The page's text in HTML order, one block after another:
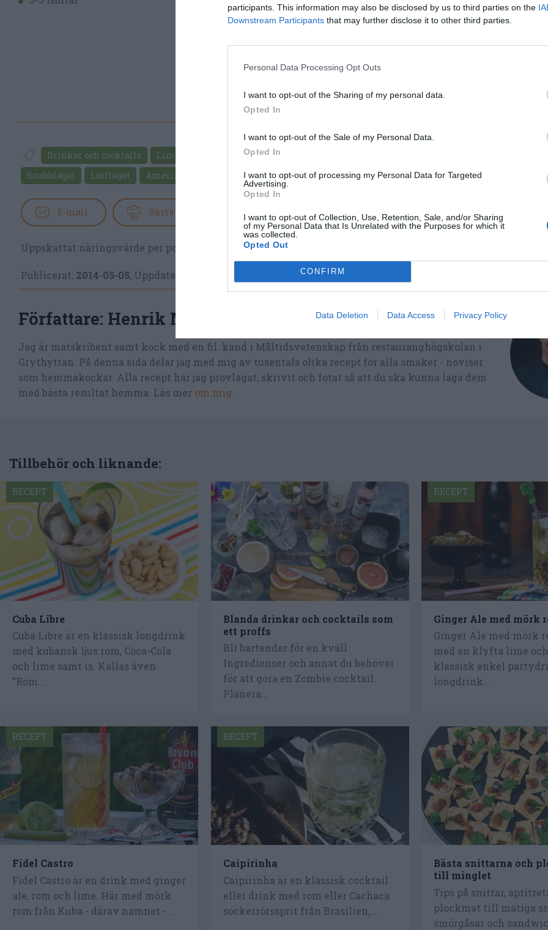
participants. This information may also be disclosed by us to third parties on the
Downstream Participants that may further disclose it to other third parties.
Personal Data Processing Opt Outs
I want to opt-out of the Sharing of my personal data.
Opted In
I want to opt-out of the Sale of my Personal Data.
Opted In
I want to opt-out of processing my Personal Data for Targeted
Advertising.
Opted In
I want to opt-out of Collection, Use, Retention, Sale, and/or Sharing
of my Personal Data that Is Unrelated with the Purposes for which it
was collected.
Opted Out
CONFIRM
Data Deletion Data Access Privacy Policy
Drinkar och cocktails Lime Tranbärsjuice Rom
Snabblagat
Lättlagat Amerikansk mat
E-mail Skriv ut Medel: 4.4 16 röster)
Uppskattat näringsvärde per portion: 143 kcal
Publicerat: 2014-05-05, Uppdaterat:
Författare: Henrik Mattsson
Jag är matskribent samt kock med en fil. kand i Måltidsvetenskap från restauranghögskolan i
Grythyttan. På denna sida delar jag med mig av tusentals olika recept för alla smaker - noviser
som hemmakockar. Alla recept har jag provlagat, skrivit och fotat så att du ska kunna laga dem
med bästa resultat hemma. Läs mer om mig
Tillbehör och liknande:
Cuba Libre
Cuba Libre är en klassisk longdrink
med kubansk ljus rom, Coca-Cola
och lime samt is. Kallas även
"Rom...
RECEPT
Blanda drinkar och cocktails som
ett proffs
Bli bartender för en kväll
Ingredienser och annat du behöver
för att göra en Zombie cocktail.
Planera...
Ginger Ale med mörk
Ginger Ale med mörk
med en klyfta lime
klassisk enkel
longdrink...
RECEPT
Fidel Castro
Fidel Castro är en drink med ginger
ale, rom och lime. Här med mörk
rom från Kuba - därav namnet -...
RECEPT
Caipirinha
Caipirinha är en klassisk cocktail
eller drink med rom eller Cachaca
sockerrörssprit från Brasilien,...
RECEPT
Bästa snittarna och
till minglet
Tips på snittar,
plockmat till matiga
smörgåsar och